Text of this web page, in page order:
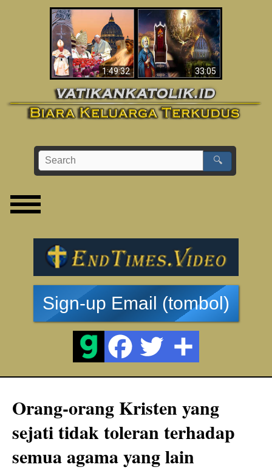
1:49:32
Wahyu di Vatikan
Sekarang
33:05
Apakah Alkitab
Memprediksikan 70
Tahun Tanpa
Seorang Paus?
🔍
Sign-up Email (tombol)
Orang-orang Kristen yang
sejati tidak toleran terhadap
semua agama yang lain